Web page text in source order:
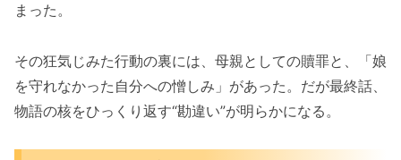
まった。
その狂気じみた行動の裏には、母親としての贖罪と、「娘
を守れなかった自分への憎しみ」があった。だが最終話、
物語の核をひっくり返す“勘違い”が明らかになる。